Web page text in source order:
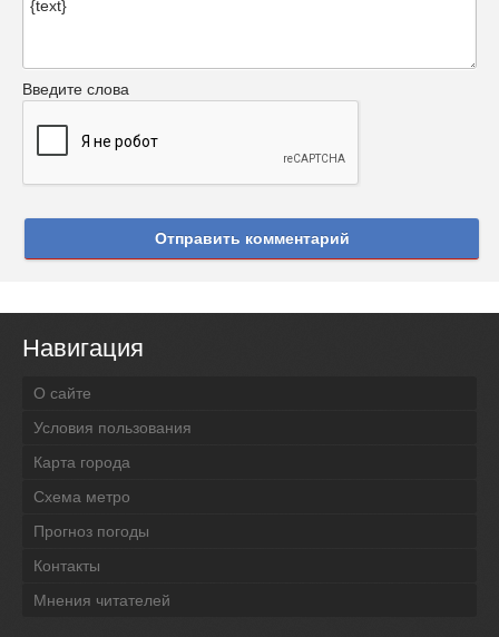
Введите слова
Отправить комментарий
Навигация
О сайте
Условия пользования
Карта города
Схема метро
Прогноз погоды
Контакты
Мнения читателей